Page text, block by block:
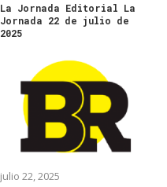
La Jornada Editorial La
Jornada 22 de julio de
2025
julio 22, 2025